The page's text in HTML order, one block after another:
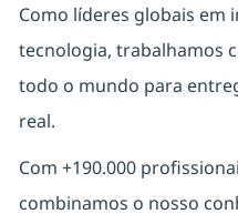
Como líderes globais em
tecnologia, trabalhamos
todo o mundo para
real.
Com +190.000
combinamos o nosso